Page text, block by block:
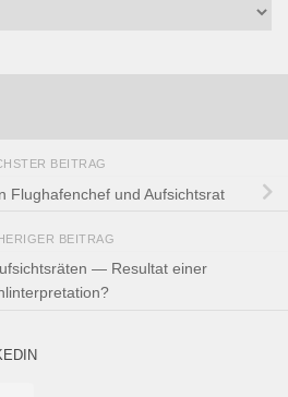
BEITRAG
Flughafenchef und Aufsichtsrat
BEITRAG
— Resultat einer